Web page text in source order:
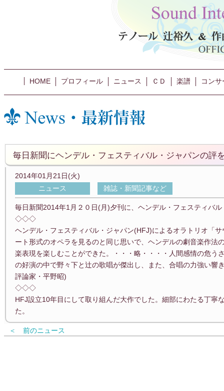
HOME プロフィール ニュース ＣＤ 楽譜 コン
毎日新聞にヘンデル・フェスティバル・ジャパンの評
2014年01月21日(火)
ニュース
雑誌・新聞記事など
毎日新聞2014年1月２０日(月)夕刊に、ヘンデル・フェスティバ
◇◇◇
ヘンデル・フェスティバル・ジャパン(HFJ)によるオラトリオ「
ート形式のオペラを見るのと同じ思いで、ヘンデルの劇音楽作法
楽表現を楽しむことができた。・・・略・・・・人間感情の危う
の好演の中で野々下と辻の歌唱が傑出し、また、合唱の力強い響
評論家・平野昭)
◇◇◇
HFJ設立10年目にして取り組んだ大作でした。細部にわたる丁寧
た。
＜ 前のニュース